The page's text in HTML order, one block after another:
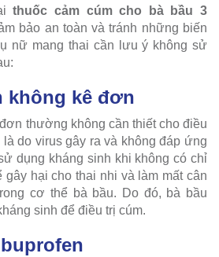
thuốc cảm cúm cho bà bầu 3
bảo an toàn và tránh những biến
nữ mang thai cần lưu ý không sử
không kê đơn
thường không cần thiết cho điều
do virus gây ra và không đáp ứng
dụng kháng sinh khi không có chỉ
gây hại cho thai nhi và làm mất cân
cơ thể bà bầu. Do đó, bà bầu
sinh để điều trị cúm.